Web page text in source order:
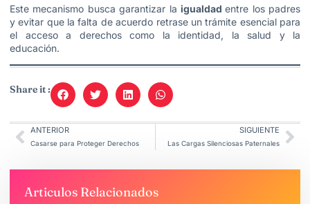
Este mecanismo busca garantizar la igualdadentre los padres
y evitar que la falta de acuerdo retrase un trámite esencial para
el acceso a derechos como la identidad, la salud y la
educación.
Share it :
ANTERIOR
Casarse para Proteger Derechos
SIGUIENTE
Las Cargas Silenciosas Paternales
Articulos Relacionados